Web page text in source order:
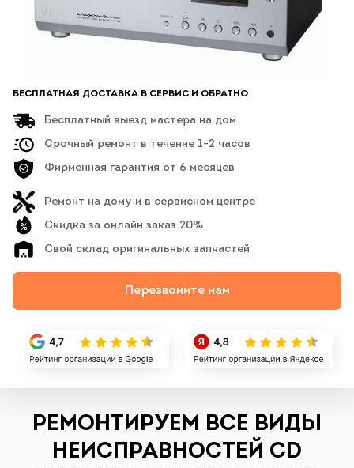
БЕСПЛАТНАЯ ДОСТАВКА В СЕРВИС И ОБРАТНО
Бесплатный выезд мастера на дом
Срочный ремонт в течение 1-2 часов
Фирменная гарантия от 6 месяцев
Ремонт на дому и в сервисном центре
Скидка за онлайн заказ 20%
Свой склад оригинальных запчастей
Перезвоните нам
РЕМОНТИРУЕМ ВСЕ ВИДЫ
НЕИСПРАВНОСТЕЙ CD